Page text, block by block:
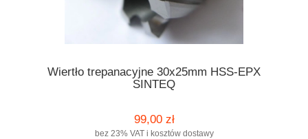
Wiertło trepanacyjne 30x25mm HSS-EPX
SINTEQ
99,00 zł
bez 23% VAT i kosztów dostawy